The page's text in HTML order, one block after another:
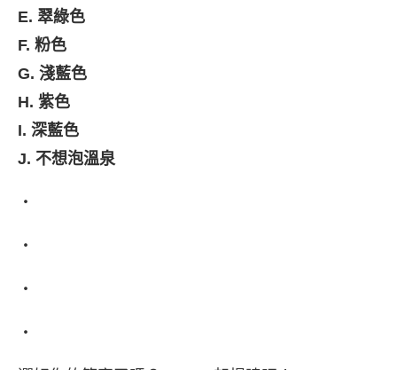
E. 翠綠色
F. 粉色
G. 淺藍色
H. 紫色
I. 深藍色
J. 不想泡溫泉
・
・
・
・